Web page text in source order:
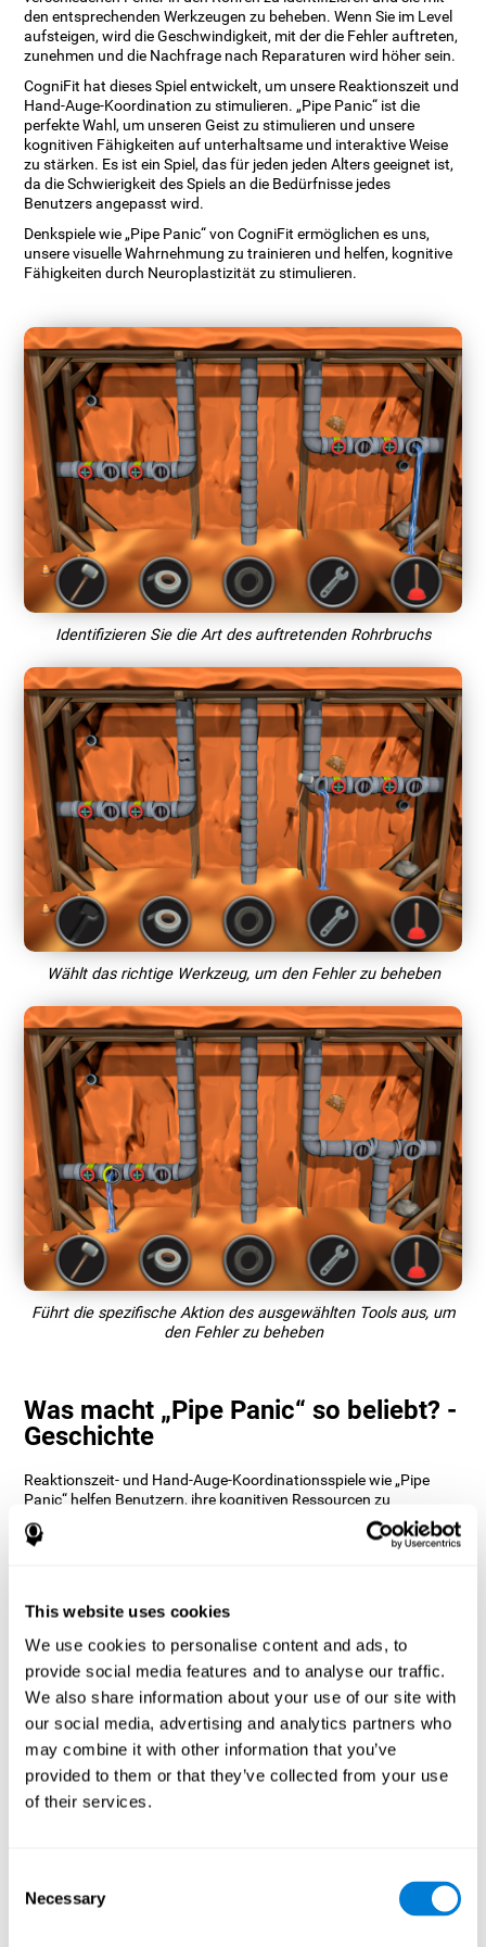
This website uses cookies
We use cookies to personalise content and ads, to
provide social media features and to analyse our traffic.
We also share information about your use of our site with
our social media, advertising and analytics partners who
may combine it with other information that you’ve
provided to them or that they’ve collected from your use
of their services.
Selection
Necessary
den entsprechenden Werkzeugen zu beheben. Wenn Sie im Level
aufsteigen, wird die Geschwindigkeit, mit der die Fehler auftreten,
zunehmen und die Nachfrage nach Reparaturen wird höher sein.
CogniFit hat dieses Spiel entwickelt, um unsere Reaktionszeit und
Hand-Auge-Koordination zu stimulieren. „Pipe Panic“ ist die
perfekte Wahl, um unseren Geist zu stimulieren und unsere
kognitiven Fähigkeiten auf unterhaltsame und interaktive Weise
zu stärken. Es ist ein Spiel, das für jeden jeden Alters geeignet ist,
da die Schwierigkeit des Spiels an die Bedürfnisse jedes
Benutzers angepasst wird.
Denkspiele wie „Pipe Panic“ von CogniFit ermöglichen es uns,
unsere visuelle Wahrnehmung zu trainieren und helfen, kognitive
Fähigkeiten durch Neuroplastizität zu stimulieren.
Identifizieren Sie die Art des auftretenden Rohrbruchs
Wählt das richtige Werkzeug, um den Fehler zu beheben
Führt die spezifische Aktion des ausgewählten Tools aus, um
den Fehler zu beheben
Was macht „Pipe Panic“ so beliebt? -
Geschichte
Reaktionszeit- und Hand-Auge-Koordinationsspiele wie „Pipe
Panic“ helfen Benutzern, ihre kognitiven Ressourcen zu
verwalten, um ihre Leistung zu optimieren. Dies hilft ihnen, immer
komplexere Ziele zu setzen, die eine größere Geschicklichkeit der
Wie verbessert das Gedankenspiel
„Pipe Panic“ meine kognitiven
Fähigkeiten?
Das Spielen von „Pipe Panic“ stimuliert ein bestimmtes neurales
Aktivierungsmuster. Das konsequente Wiederholen und
Trainieren dieses Musters kann helfen, neurale Verbindungen zu
optimieren und neuralen Schaltkreisen zu helfen, geschwächte
oder beschädigte kognitive Funktionen neu zu organisieren und
wiederherzustellen.
Synapsen zu schaffen und die kognitiven Funktionen zu